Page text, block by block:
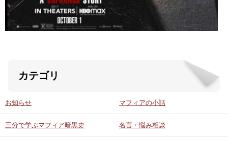
カテゴリ
お知らせ マフィアの小話
三分で学ぶマフィア暗黒史 名言・悩み相談